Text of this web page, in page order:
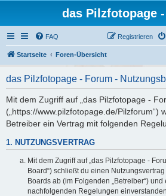
das Pilzfotopage
FAQ Registrieren
Startseite Foren-Übersicht
das Pilzfotopage - Forum -
Mit dem Zugriff auf „das Pilzfotopage -
(„https://www.pilzfotopage.de/Pilzforum“)
Betreiber ein Vertrag mit folgenden
1. NUTZUNGSVERTRAG
Mit dem Zugriff auf „das Pilzfotopage -
Board“) schließt du einen
Boards ab (im Folgenden „Betreiber“)
nachfolgenden Regelungen